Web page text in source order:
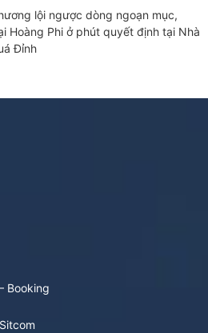
lội ngược dòng ngoạn mục,
Hoàng Phi ở phút quyết định tại Nhà
Đỉnh
Booking